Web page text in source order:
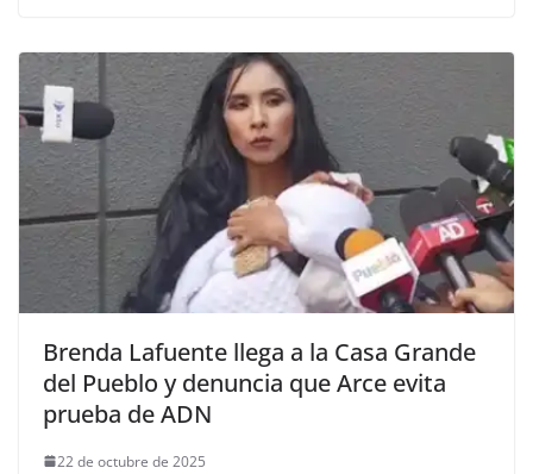
Brenda Lafuente llega a la Casa Grande
del Pueblo y denuncia que Arce evita
prueba de ADN
22 de octubre de 2025